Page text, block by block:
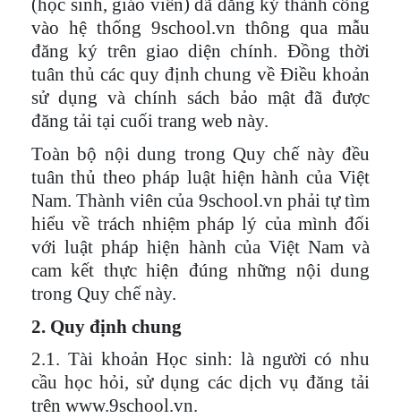
(học sinh, giáo viên) đã đăng ký thành công
vào hệ thống 9school.vn thông qua mẫu
đăng ký trên giao diện chính. Đồng thời
tuân thủ các quy định chung về Điều khoản
sử dụng và chính sách bảo mật đã được
đăng tải tại cuối trang web này.
Toàn bộ nội dung trong Quy chế này đều
tuân thủ theo pháp luật hiện hành của Việt
Nam. Thành viên của 9school.vn phải tự tìm
hiểu về trách nhiệm pháp lý của mình đối
với luật pháp hiện hành của Việt Nam và
cam kết thực hiện đúng những nội dung
trong Quy chế này.
2. Quy định chung
2.1. Tài khoản Học sinh: là người có nhu
cầu học hỏi, sử dụng các dịch vụ đăng tải
trên www.9school.vn.